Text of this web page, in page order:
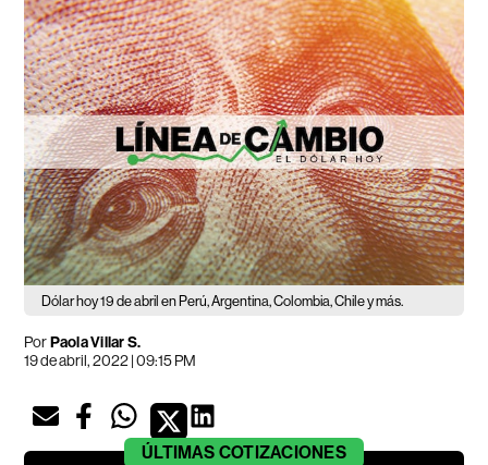
Dólar hoy 19 de abril en Perú, Argentina, Colombia, Chile y más.
PorPaola Villar S.
19 de abril, 2022 | 09:15 PM
ÚLTIMAS COTIZACIONES